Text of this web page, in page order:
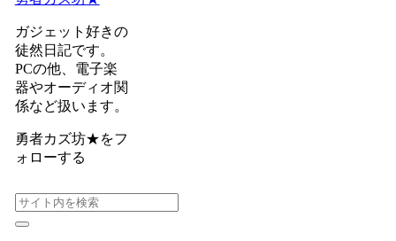
ガジェット好きの
徒然日記です。
PCの他、電子楽
器やオーディオ関
係など扱います。
勇者カズ坊★をフ
ォローする